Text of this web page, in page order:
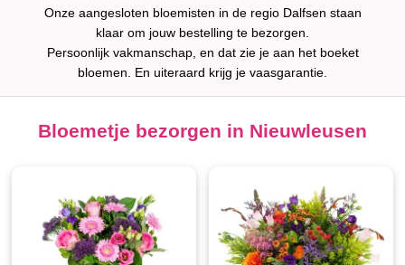
Onze aangesloten bloemisten in de regio Dalfsen staan
klaar om jouw bestelling te bezorgen.
Persoonlijk vakmanschap, en dat zie je aan het boeket
bloemen. En uiteraard krijg je vaasgarantie.
Bloemetje bezorgen in Nieuwleusen